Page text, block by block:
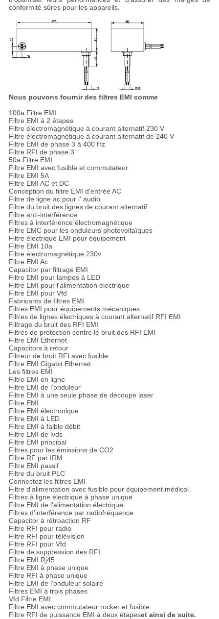
conformité sûres pour les appareils.
Nous pouvons fournir des filtres EMI comme
100a Filtre EMI
Filtre EMI à 2 étapes
Filtre électromagnétique à courant alternatif 230 V
Filtre électromagnétique à courant alternatif de 240 V
Filtre EMI de phase 3 à 400 Hz
Filtre RFI de phase 3
50a Filtre EMI
Filtre EMI avec fusible et commutateur
Filtre EMI 5A
Filtre EMI AC et DC
Conception du filtre EMI d'entrée AC
Filtre de ligne ac pour l' audio
Filtre du bruit des lignes de courant alternatif
Filtre anti-interférence
Filtres à interférence électromagnétique
Filtre EMC pour les onduleurs photovoltaïques
Filtre électrique EMI pour équipement
Filtre EMI 10a
Filtre électromagnétique 230v
Filtre EMI Ac
Capacitor par filtrage EMI
Filtre EMI pour lampes à LED
Filtre EMI pour l'alimentation électrique
Filtre EMI pour Vfd
Fabricants de filtres EMI
Filtres EMI pour équipements mécaniques
Filtres de lignes électriques à courant alternatif RFI EMI
Filtrage du bruit des RFI EMI
Filtres de protection contre le bruit des RFI EMI
Filtre EMI Ethernet
Capacitors à retour
Filtreur de bruit RFI avec fusible
Filtre EMI Gigabit Ethernet
Les filtres EMI
Filtre EMI en ligne
Filtre EMI de l'onduleur
Filtre EMI à une seule phase de découpe laser
Filtre EMI
Filtre EMI électronique
Filtre EMI à LED
Filtre EMI à faible débit
Filtre EMI de lvds
Filtre EMI principal
Filtres pour les émissions de CO2
Filtre RF par IRM
Filtre EMI passif
Filtre du bruit PLC
Connectez les filtres EMI
Filtre d'alimentation avec fusible pour équipement médical
Filtres à ligne électrique à phase unique
Filtre EMI de l'alimentation électrique
Filtres d'interférence par radiofréquence
Capacitor à rétroaction RF
Filtre RFI pour radio
Filtre RFI pour télévision
Filtre RFI pour Vfd
Filtre de suppression des RFI
Filtre EMI Rj45
Filtre EMI à phase unique
Filtre RFI à phase unique
Filtre EMI de l'onduleur solaire
Filtres EMI à trois phases
Vfd Filtre EMI
Filtre EMI avec commutateur rocker et fusible
Filtre RFI de puissance EMI à deux étapeset ainsi de suite.